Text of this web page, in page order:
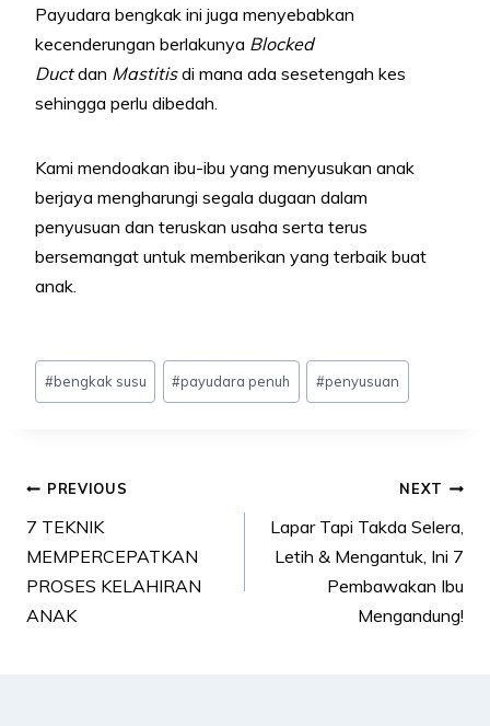
Payudara bengkak ini juga menyebabkan
kecenderungan berlakunya Blocked
Ductdan Mastitisdi mana ada sesetengah kes
sehingga perlu dibedah.
Kami mendoakan ibu-ibu yang menyusukan anak
berjaya mengharungi segala dugaan dalam
penyusuan dan teruskan usaha serta terus
bersemangat untuk memberikan yang terbaik buat
anak.
Post
Tags:
#bengkak susu #payudara penuh #penyusuan
Post
navigation
PREVIOUS
7 TEKNIK
MEMPERCEPATKAN
PROSES KELAHIRAN
ANAK
NEXT
Lapar Tapi Takda Selera,
Letih & Mengantuk, Ini 7
Pembawakan Ibu
Mengandung!